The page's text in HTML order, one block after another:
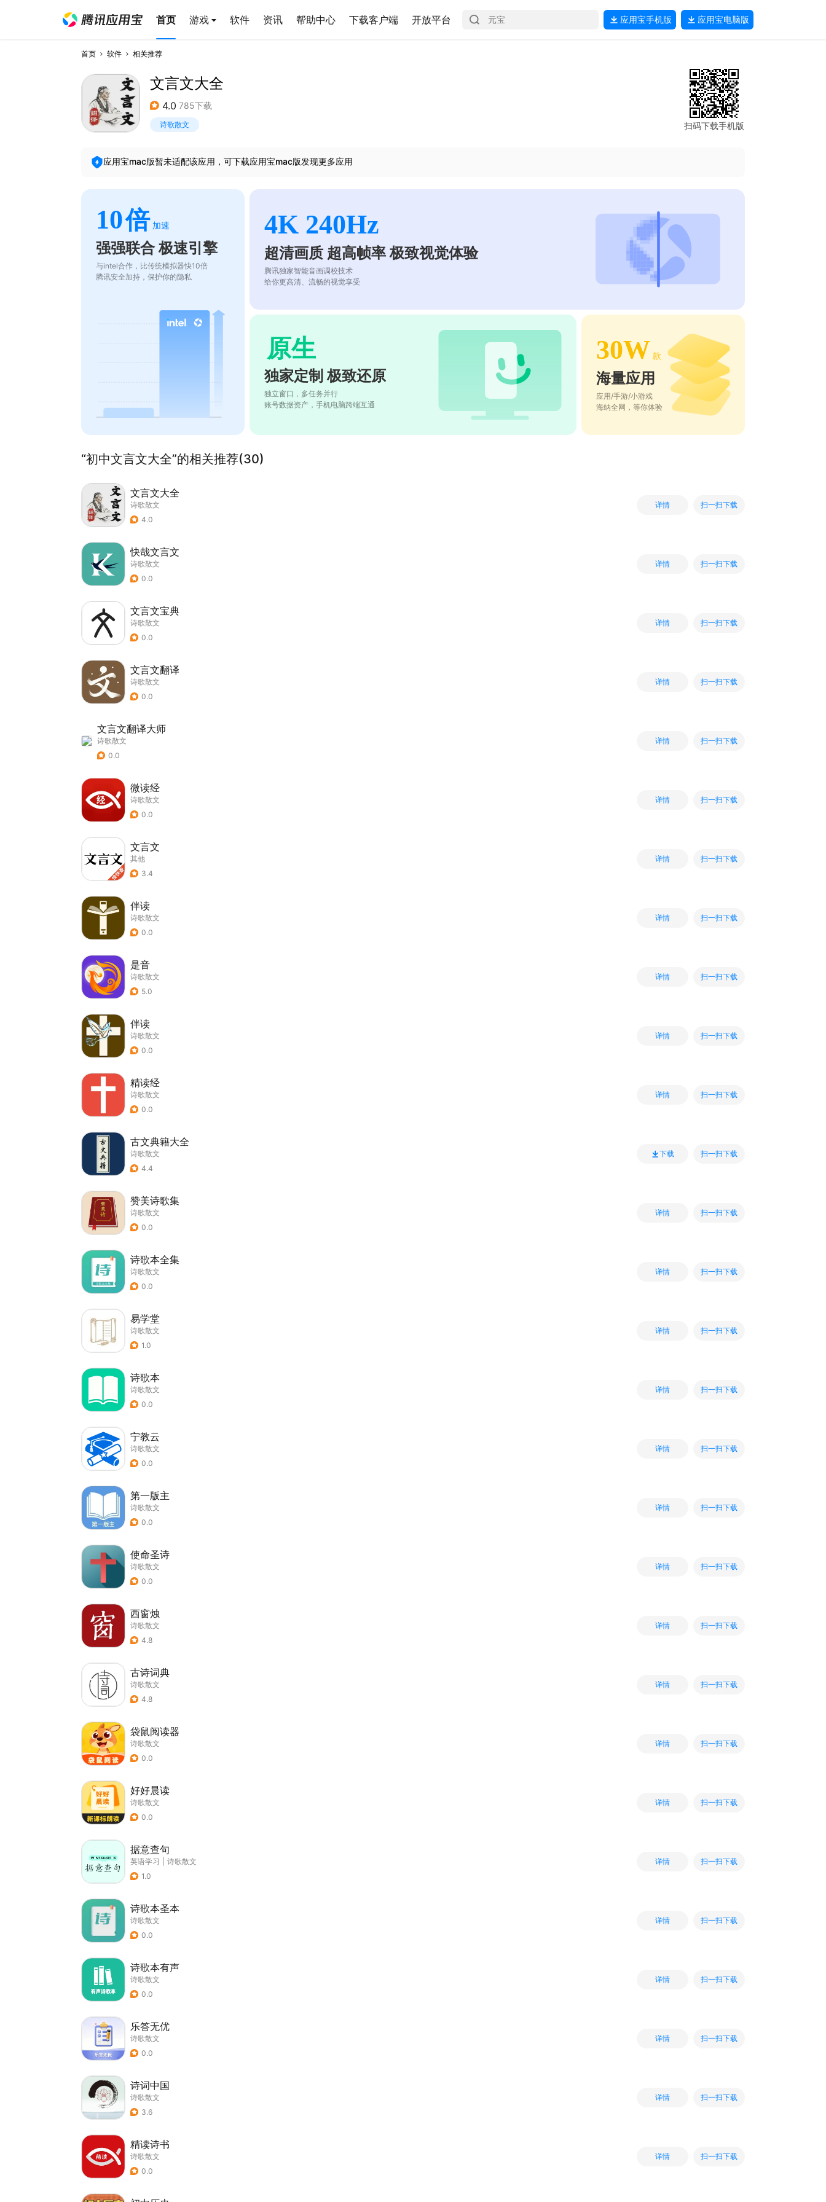
首页 游戏 软件 资讯 帮助中心 下载客户端 开放平台 应用宝手机版 应用宝电脑版
首页 软件 相关推荐
文言文大全
4.0 785下载
诗歌散文 扫码下载手机版
应用宝mac版暂未适配该应用，可下载应用宝mac版发现更多应用
10倍 加速
强强联合 极速引擎
与intel合作，比传统模拟器快10倍
腾讯安全加持，保护你的隐私
4K 240Hz
超清画质 超高帧率 极致视觉体验
腾讯独家智能音画调校技术
给你更高清、流畅的视觉享受
原生
独家定制 极致还原
独立窗口，多任务并行
账号数据资产，手机电脑跨端互通
30W 款
海量应用
应用/手游/小游戏
海纳全网，等你体验
“初中文言文大全”的相关推荐(30)
文言文大全
诗歌散文
4.0
详情 扫一扫下载
快哉文言文
诗歌散文
0.0
详情 扫一扫下载
文言文宝典
诗歌散文
0.0
详情 扫一扫下载
文言文翻译
诗歌散文
0.0
详情 扫一扫下载
文言文翻译大师
诗歌散文
0.0
详情 扫一扫下载
微读经
诗歌散文
0.0
详情 扫一扫下载
文言文
其他
3.4
详情 扫一扫下载
伴读
诗歌散文
0.0
详情 扫一扫下载
是音
诗歌散文
5.0
详情 扫一扫下载
伴读
诗歌散文
0.0
详情 扫一扫下载
精读经
诗歌散文
0.0
详情 扫一扫下载
古文典籍大全
诗歌散文
4.4
下载 扫一扫下载
赞美诗歌集
诗歌散文
0.0
详情 扫一扫下载
诗歌本全集
诗歌散文
0.0
详情 扫一扫下载
易学堂
诗歌散文
1.0
详情 扫一扫下载
诗歌本
诗歌散文
0.0
详情 扫一扫下载
宁教云
诗歌散文
0.0
详情 扫一扫下载
第一版主
诗歌散文
0.0
详情 扫一扫下载
使命圣诗
诗歌散文
0.0
详情 扫一扫下载
西窗烛
诗歌散文
4.8
详情 扫一扫下载
古诗词典
诗歌散文
4.8
详情 扫一扫下载
袋鼠阅读器
诗歌散文
0.0
详情 扫一扫下载
好好晨读
诗歌散文
0.0
详情 扫一扫下载
据意查句
英语学习
诗歌散文
1.0
详情 扫一扫下载
诗歌本圣本
诗歌散文
0.0
详情 扫一扫下载
诗歌本有声
诗歌散文
0.0
详情 扫一扫下载
乐答无优
诗歌散文
0.0
详情 扫一扫下载
诗词中国
诗歌散文
3.6
详情 扫一扫下载
精读诗书
诗歌散文
0.0
详情 扫一扫下载